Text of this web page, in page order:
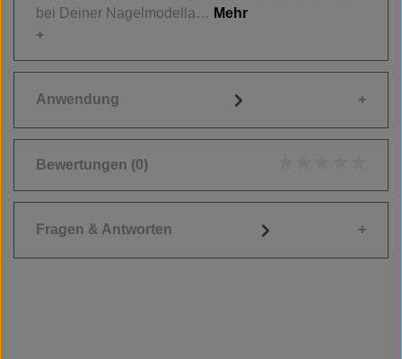
bei Deiner Nagelmodella… Mehr
Anwendung
Bewertungen (0)
Fragen & Antworten